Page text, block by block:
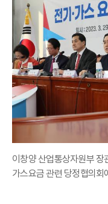
이창양 산업통상자원부 장
가스요금 관련 당정협의